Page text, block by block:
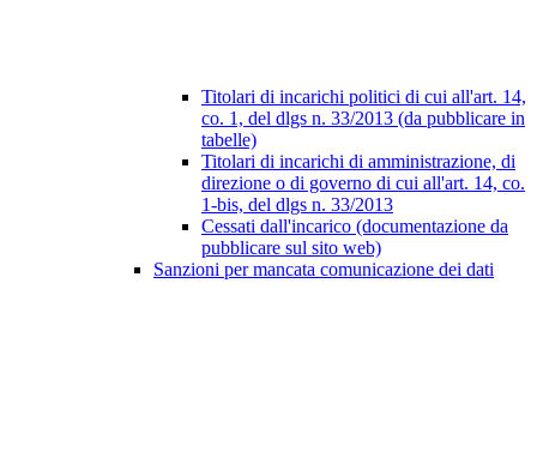
Titolari di incarichi politici di cui all'art. 14,
co. 1, del dlgs n. 33/2013 (da pubblicare in
tabelle)
Titolari di incarichi di amministrazione, di
direzione o di governo di cui all'art. 14, co.
1-bis, del dlgs n. 33/2013
Cessati dall'incarico (documentazione da
pubblicare sul sito web)
Sanzioni per mancata comunicazione dei dati